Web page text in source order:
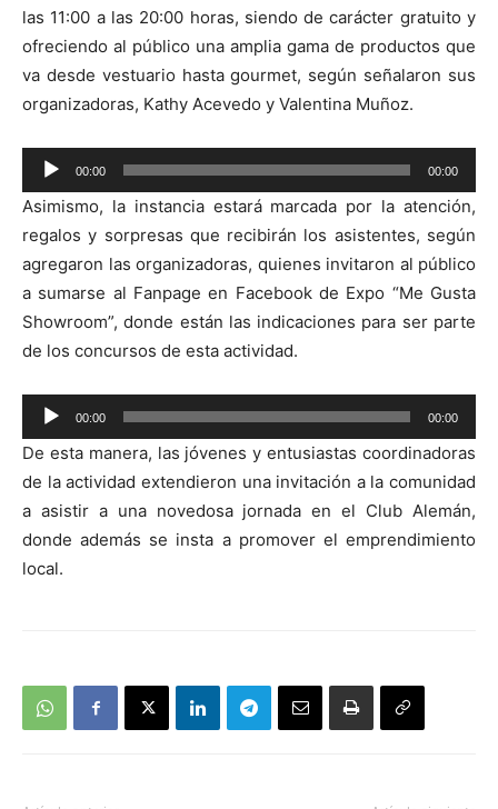
las 11:00 a las 20:00 horas, siendo de carácter gratuito y
ofreciendo al público una amplia gama de productos que
va desde vestuario hasta gourmet, según señalaron sus
organizadoras, Kathy Acevedo y Valentina Muñoz.
Reproductor
de
audio
00:00 00:00
Asimismo, la instancia estará marcada por la atención,
regalos y sorpresas que recibirán los asistentes, según
agregaron las organizadoras, quienes invitaron al público
a sumarse al Fanpage en Facebook de Expo “Me Gusta
Showroom”, donde están las indicaciones para ser parte
de los concursos de esta actividad.
Reproductor
de
audio
00:00 00:00
De esta manera, las jóvenes y entusiastas coordinadoras
de la actividad extendieron una invitación a la comunidad
a asistir a una novedosa jornada en el Club Alemán,
donde además se insta a promover el emprendimiento
local.